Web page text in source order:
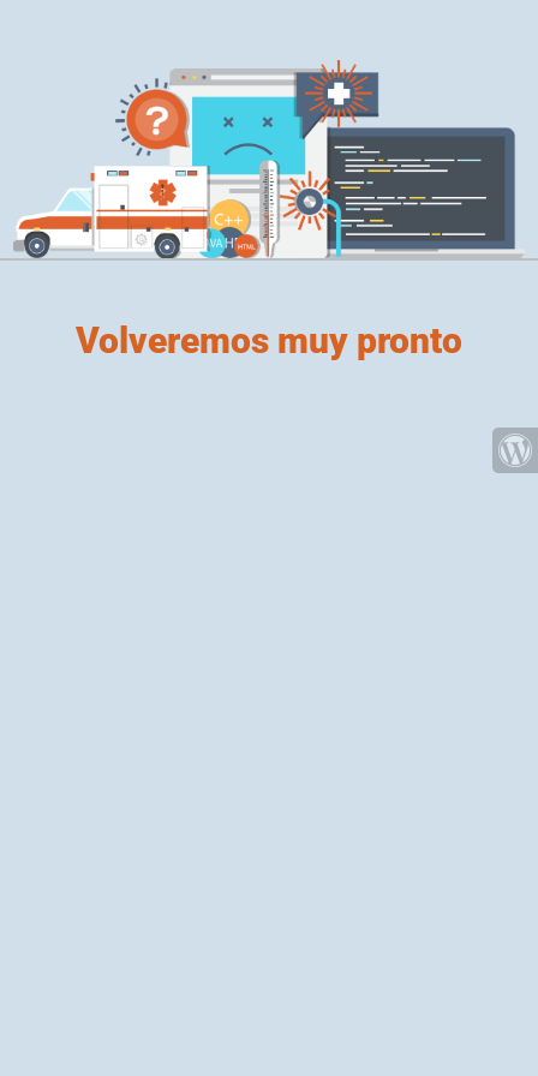
Volveremos muy pronto